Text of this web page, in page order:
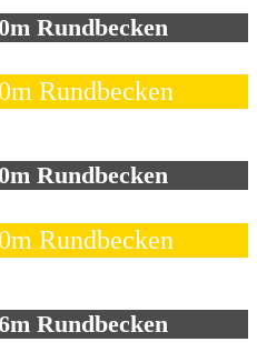
Rundbecken
Rundbecken
Rundbecken
Rundbecken
Rundbecken